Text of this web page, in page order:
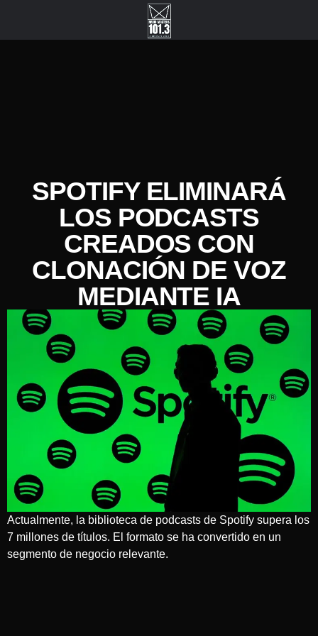
SPOTIFY ELIMINARÁ
LOS PODCASTS
CREADOS CON
CLONACIÓN DE VOZ
MEDIANTE IA
Actualmente, la biblioteca de podcasts de Spotify supera los
7 millones de títulos. El formato se ha convertido en un
segmento de negocio relevante.